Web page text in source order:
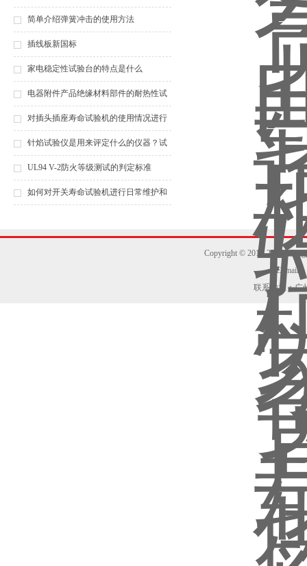
简单介绍弹簧冲击的使用方法
插线板新国标
家电稳定性试验台的特点是什么
电器附件产品绝缘材料部件的耐热性试
验
对插头插座寿命试验机的使用情况进行
下说明，保证试验正常进行
针焰试验仪是用来评定什么的仪器？试
验方法分为哪几个步骤？
UL94 V-2防火等级测试的判定标准
如何对开关寿命试验机进行日常维护和
Copyright © 2012-2013 All
E_mail
联系地址：广